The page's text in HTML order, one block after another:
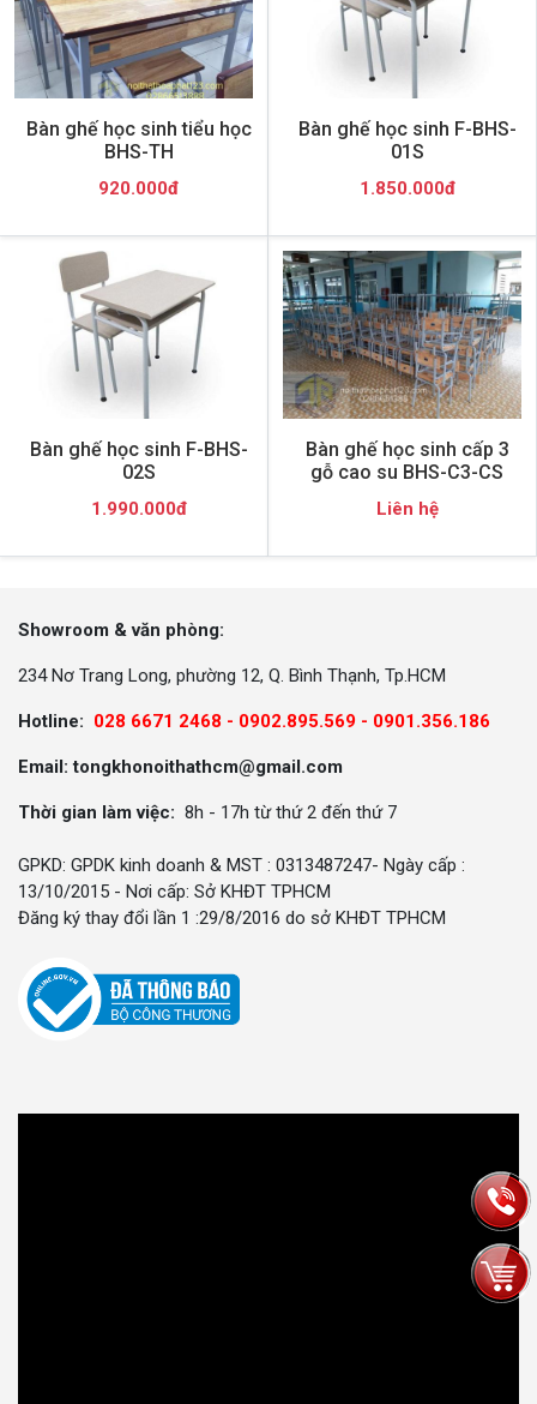
Bàn ghế học sinh tiểu học
BHS-TH
920.000đ
Bàn ghế học sinh F-BHS-
01S
1.850.000đ
Bàn ghế học sinh F-BHS-
02S
1.990.000đ
Bàn ghế học sinh cấp 3
gỗ cao su BHS-C3-CS
Liên hệ
Showroom & văn phòng:
234 Nơ Trang Long, phường 12, Q. Bình Thạnh, Tp.HCM
Hotline: 028 6671 2468 - 0902.895.569 - 0901.356.186
Email: tongkhonoithathcm@gmail.com
Thời gian làm việc: 8h - 17h từ thứ 2 đến thứ 7
GPKD: GPDK kinh doanh & MST : 0313487247- Ngày cấp :
13/10/2015 - Nơi cấp: Sở KHĐT TPHCM
Đăng ký thay đổi lần 1 :29/8/2016 do sở KHĐT TPHCM